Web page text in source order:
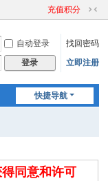
充值积分
切
到
窄
自动登录
找回密码
登录 立即注册
快捷导航
同意和许可